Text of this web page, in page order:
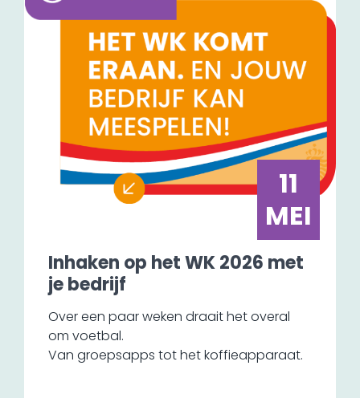
11
MEI
Inhaken op het WK 2026 met
je bedrijf
Over een paar weken draait het overal
om voetbal.
Van groepsapps tot het koffieapparaat.